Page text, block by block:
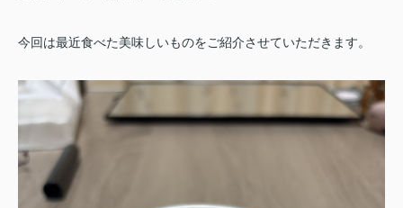
今回は最近食べた美味しいものをご紹介させていただきます。